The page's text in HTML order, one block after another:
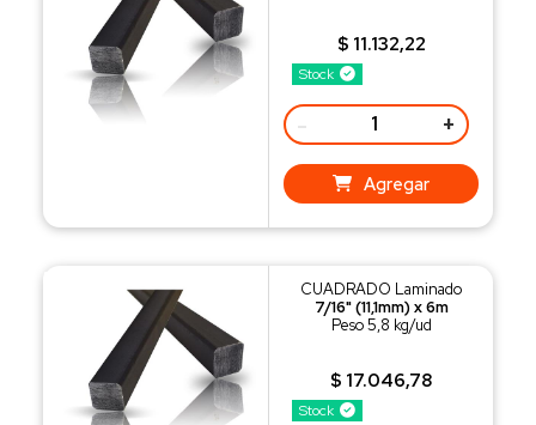
Stock
$ 11.132,22
- +
Agregar
Stock
CUADRADO Laminado
7/16" (11,1mm) x 6m
Peso 5,8 kg/ud
$ 17.046,78